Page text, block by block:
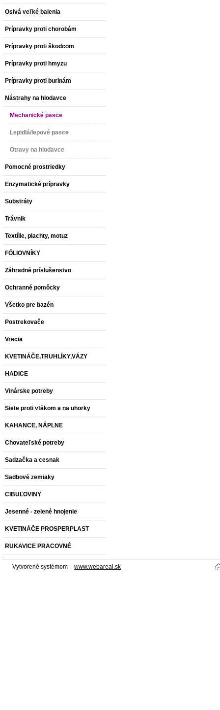
Osivá veľké balenia
Prípravky proti chorobám
Prípravky proti škodcom
Prípravky proti hmyzu
Prípravky proti burinám
Nástrahy na hlodavce
Mechanické pasce
Lepidlá/lepové pasce
Otravy na hlodavce
Pomocné prostriedky
Enzymatické prípravky
Substráty
Trávnik
Textílie, plachty, motuz
FÓLIOVNÍKY
Záhradné príslušenstvo
Ochranné pomôcky
Všetko pre bazén
Postrekovače
Vrecia
KVETINÁČE,TRUHLÍKY,VÁZY
HADICE
Vinárske potreby
Siete proti vtákom a na uhorky
KAHANCE, NÁPLNE
Chovateľské potreby
Sadzačka a cesnak
Sadbové zemiaky
CIBUĽOVINY
Jesenné - zelené hnojenie
KVETINÁČE PROSPERPLAST
RUKAVICE PRACOVNÉ
Vytvorené systémom www.webareal.sk